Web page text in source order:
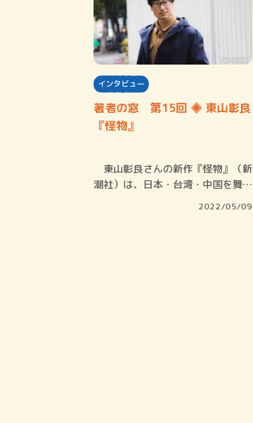
インタビュー
著者の窓 第15回 ◈ 東山彰良
『怪物』
東山彰良さんの新作『怪物』（新
潮社）は、日本・台湾・中国を舞台
2022/05/09